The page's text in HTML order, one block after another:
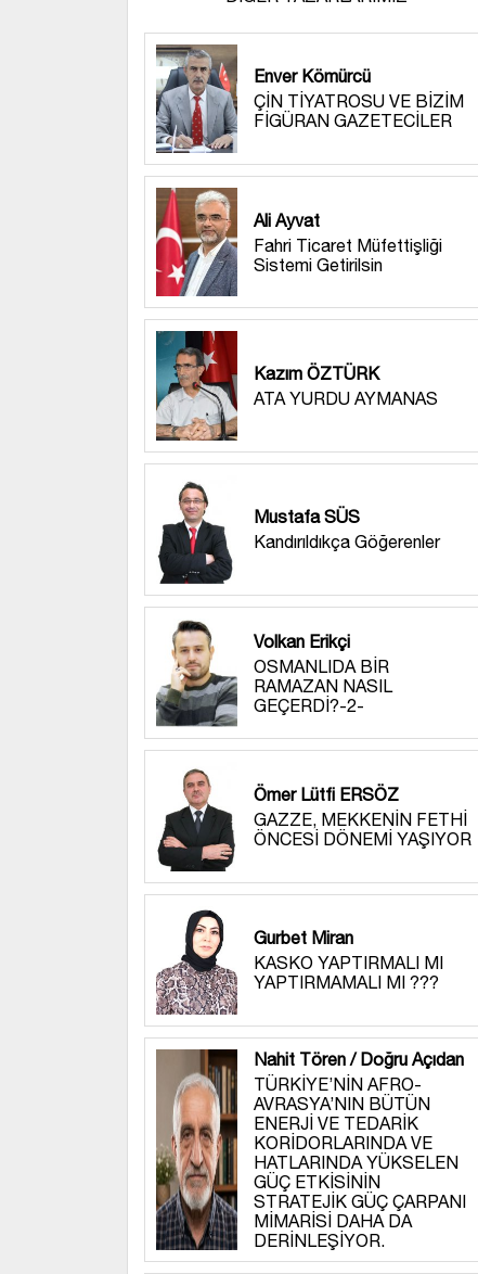
Enver Kömürcü
ÇİN TİYATROSU VE BİZİM
FİGÜRAN GAZETECİLER
Ali Ayvat
Fahri Ticaret Müfettişliği
Sistemi Getirilsin
Kazım ÖZTÜRK
ATA YURDU AYMANAS
Mustafa SÜS
Kandırıldıkça Göğerenler
Volkan Erikçi
OSMANLIDA BİR
RAMAZAN NASIL
GEÇERDİ?-2-
Ömer Lütfi ERSÖZ
GAZZE, MEKKENİN FETHİ
ÖNCESİ DÖNEMİ YAŞIYOR
Gurbet Miran
KASKO YAPTIRMALI MI
YAPTIRMAMALI MI ???
Nahit Tören / Doğru Açıdan
TÜRKİYE’NİN AFRO-
AVRASYA’NIN BÜTÜN
ENERJİ VE TEDARİK
KORİDORLARINDA VE
HATLARINDA YÜKSELEN
GÜÇ ETKİSİNİN
STRATEJİK GÜÇ ÇARPANI
MİMARİSİ DAHA DA
DERİNLEŞİYOR.